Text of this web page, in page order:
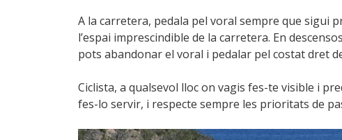
A la carretera, pedala pel voral sempre que sigui
l’espai imprescindible de la carretera. En
pots abandonar el voral i pedalar pel costat dret
Ciclista, a qualsevol lloc on vagis fes-te visible i
fes-lo servir, i respecte sempre les prioritats de